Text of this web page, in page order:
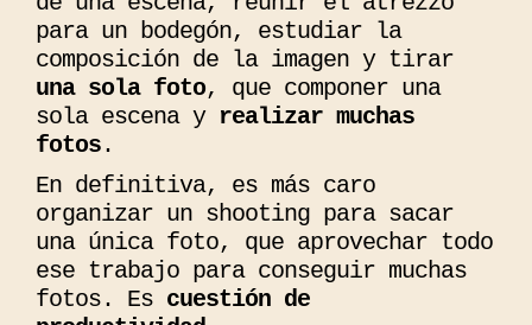
para un bodegón, estudiar la
composición de la imagen y tirar
una sola foto, que componer una
sola escena yrealizar muchas
fotos.
En definitiva, es más caro
organizar un shooting para sacar
una única foto, que aprovechar todo
ese trabajo para conseguir muchas
fotos. Es cuestión de